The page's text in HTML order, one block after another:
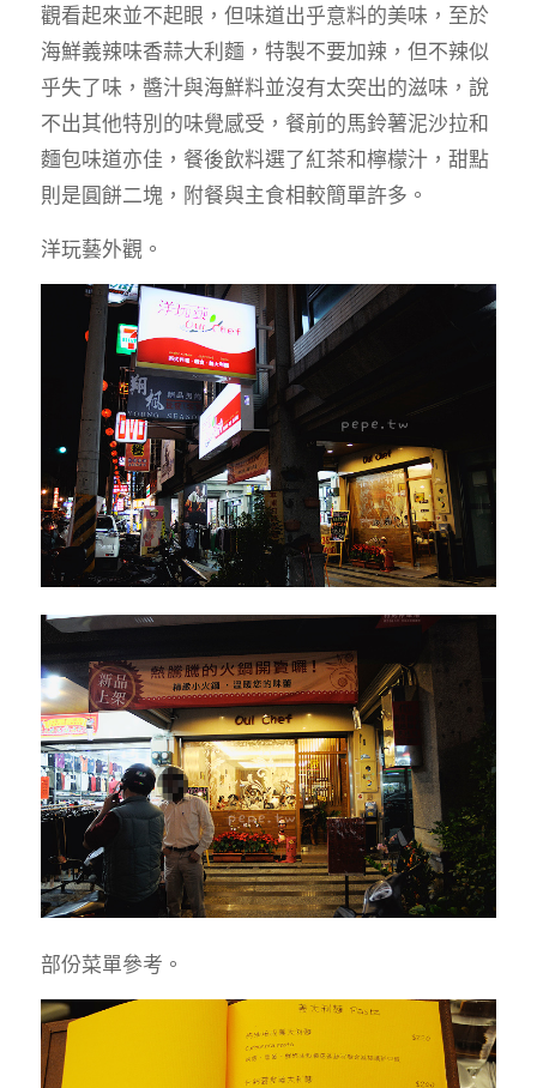
觀看起來並不起眼，但味道出乎意料的美味，至於
海鮮義辣味香蒜大利麵，特製不要加辣，但不辣似
乎失了味，醬汁與海鮮料並沒有太突出的滋味，說
不出其他特別的味覺感受，餐前的馬鈴薯泥沙拉和
麵包味道亦佳，餐後飲料選了紅茶和檸檬汁，甜點
則是圓餅二塊，附餐與主食相較簡單許多。
洋玩藝外觀。
部份菜單參考。